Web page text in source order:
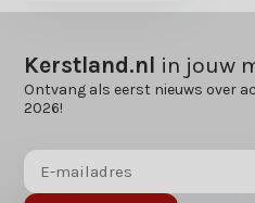
Kerstland.nl in jouw
Ontvang als eerst nieuws over
2026!